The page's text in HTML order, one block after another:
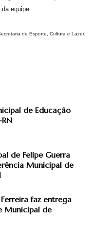
equipe.
de Esporte, Cultura e Lazer.
de Educação
de Felipe Guerra
Municipal de
faz entrega
Municipal de